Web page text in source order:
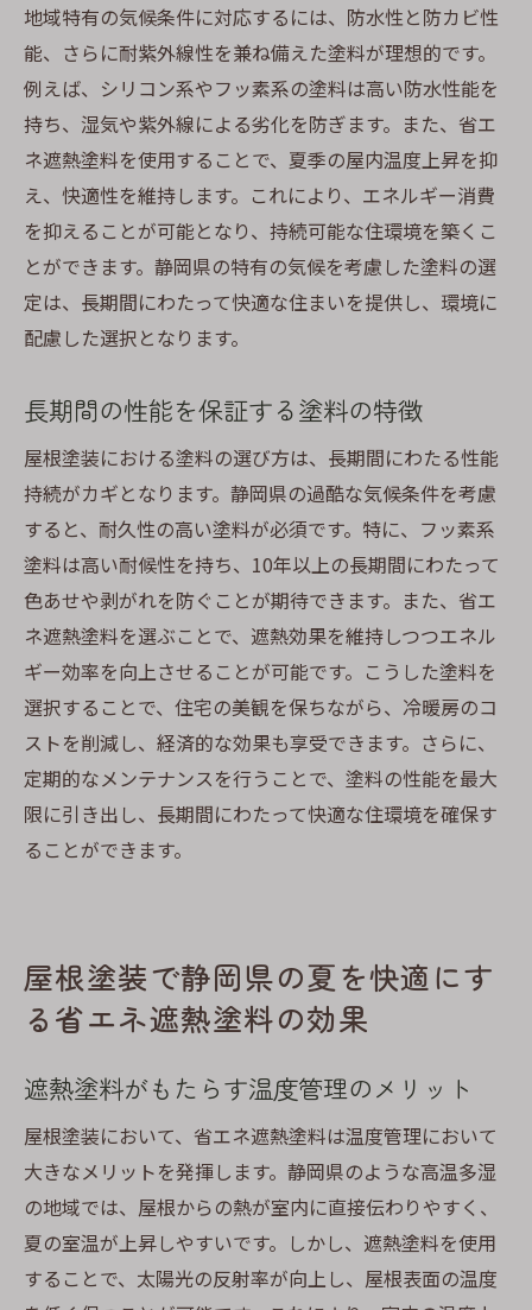
省エネと快適性を両立させる工夫
選び方を間違えないための専門家の助言
地域特有の気候条件に対応するには、防水性と防カビ性
能、さらに耐紫外線性を兼ね備えた塗料が理想的です。
例えば、シリコン系やフッ素系の塗料は高い防水性能を
持ち、湿気や紫外線による劣化を防ぎます。また、省エ
ネ遮熱塗料を使用することで、夏季の屋内温度上昇を抑
え、快適性を維持します。これにより、エネルギー消費
を抑えることが可能となり、持続可能な住環境を築くこ
とができます。静岡県の特有の気候を考慮した塗料の選
定は、長期間にわたって快適な住まいを提供し、環境に
配慮した選択となります。
長期間の性能を保証する塗料の特徴
屋根塗装における塗料の選び方は、長期間にわたる性能
持続がカギとなります。静岡県の過酷な気候条件を考慮
すると、耐久性の高い塗料が必須です。特に、フッ素系
塗料は高い耐候性を持ち、10年以上の長期間にわたって
色あせや剥がれを防ぐことが期待できます。また、省エ
ネ遮熱塗料を選ぶことで、遮熱効果を維持しつつエネル
ギー効率を向上させることが可能です。こうした塗料を
選択することで、住宅の美観を保ちながら、冷暖房のコ
ストを削減し、経済的な効果も享受できます。さらに、
定期的なメンテナンスを行うことで、塗料の性能を最大
限に引き出し、長期間にわたって快適な住環境を確保す
ることができます。
屋根塗装で静岡県の夏を快適にす
る省エネ遮熱塗料の効果
遮熱塗料がもたらす温度管理のメリット
屋根塗装において、省エネ遮熱塗料は温度管理において
大きなメリットを発揮します。静岡県のような高温多湿
の地域では、屋根からの熱が室内に直接伝わりやすく、
夏の室温が上昇しやすいです。しかし、遮熱塗料を使用
することで、太陽光の反射率が向上し、屋根表面の温度